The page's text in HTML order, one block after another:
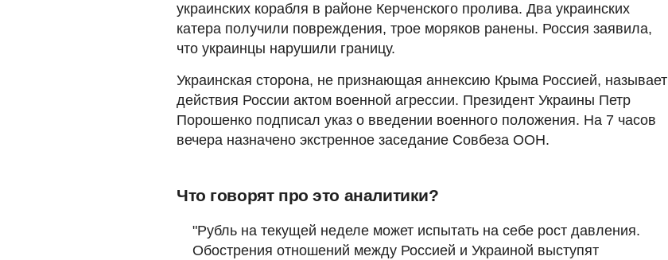
украинских корабля в районе Керченского пролива. Два украинских
катера получили повреждения, трое моряков ранены. Россия заявила,
что украинцы нарушили границу.
Украинская сторона, не признающая аннексию Крыма Россией, называет
действия России актом военной агрессии. Президент Украины Петр
Порошенко подписал указ о введении военного положения. На 7 часов
вечера назначено экстренное заседание Совбеза ООН.
Что говорят про это аналитики?
"Рубль на текущей неделе может испытать на себе рост давления.
Обострения отношений между Россией и Украиной выступят